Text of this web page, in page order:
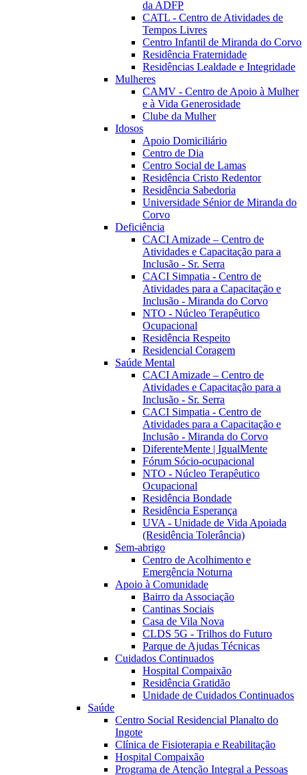
da ADFP
CATL - Centro de Atividades de
Tempos Livres
Centro Infantil de Miranda do Corvo
Residência Fraternidade
Residências Lealdade e Integridade
Mulheres
CAMV - Centro de Apoio à Mulher
e à Vida Generosidade
Clube da Mulher
Idosos
Apoio Domiciliário
Centro de Dia
Centro Social de Lamas
Residência Cristo Redentor
Residência Sabedoria
Universidade Sénior de Miranda do
Corvo
Deficiência
CACI Amizade – Centro de
Atividades e Capacitação para a
Inclusão - Sr. Serra
CACI Simpatia - Centro de
Atividades para a Capacitação e
Inclusão - Miranda do Corvo
NTO - Núcleo Terapêutico
Ocupacional
Residência Respeito
Residencial Coragem
Saúde Mental
CACI Amizade – Centro de
Atividades e Capacitação para a
Inclusão - Sr. Serra
CACI Simpatia - Centro de
Atividades para a Capacitação e
Inclusão - Miranda do Corvo
DiferenteMente | IgualMente
Fórum Sócio-ocupacional
NTO - Núcleo Terapêutico
Ocupacional
Residência Bondade
Residência Esperança
UVA - Unidade de Vida Apoiada
(Residência Tolerância)
Sem-abrigo
Centro de Acolhimento e
Emergência Noturna
Apoio à Comunidade
Bairro da Associação
Cantinas Sociais
Casa de Vila Nova
CLDS 5G - Trilhos do Futuro
Parque de Ajudas Técnicas
Cuidados Continuados
Hospital Compaixão
Residência Gratidão
Unidade de Cuidados Continuados
Saúde
Centro Social Residencial Planalto do
Ingote
Clínica de Fisioterapia e Reabilitação
Hospital Compaixão
Programa de Atenção Integral a Pessoas